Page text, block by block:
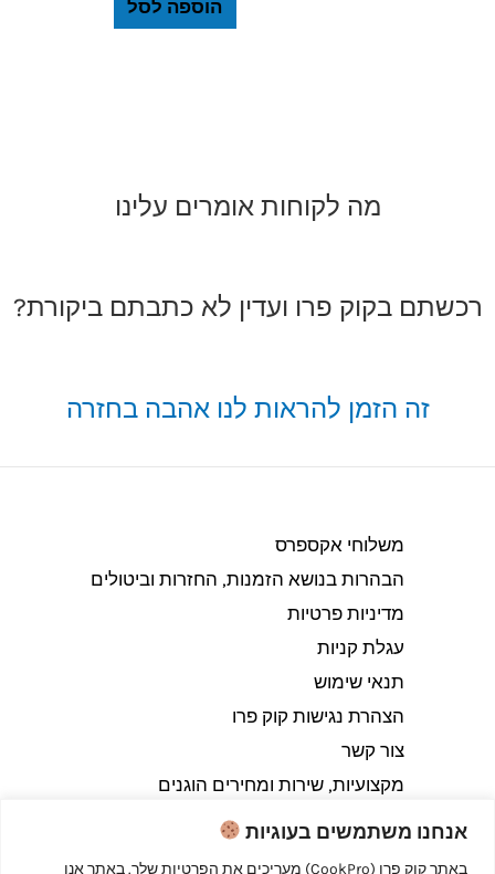
אנחנו משתמשים בעוגיות
באתר קוק פרו (CookPro) מעריכים את הפרטיות שלך. באתר אנו
הוספה לסל
מה לקוחות אומרים עלינו
רכשתם בקוק פרו ועדין לא כתבתם ביקורת?
זה הזמן להראות לנו אהבה בחזרה
משלוחי אקספרס
הבהרות בנושא הזמנות, החזרות וביטולים​
מדיניות פרטיות
עגלת קניות
תנאי שימוש
הצהרת נגישות קוק פרו
צור קשר
מקצועיות, שירות ומחירים הוגנים